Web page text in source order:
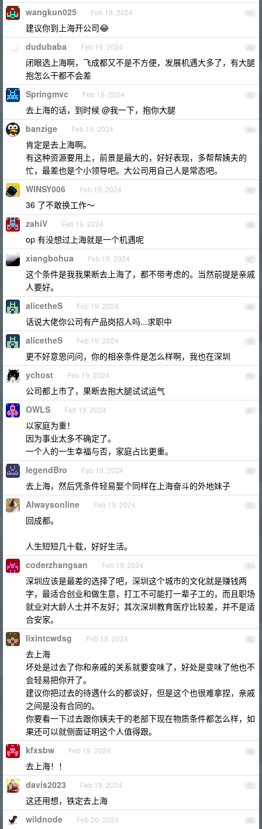
41
wangkun025 Feb 19, 2024
建议你到上海开公司😂
42
dudubaba Feb 19, 2024
闭眼选上海啊，飞成都又不是不方便，发展机遇大多了，有大腿
抱怎么干都不会差
43
Springmvc Feb 19, 2024
去上海的话，到时候 @我一下，抱你大腿
44
banzige Feb 19, 2024
肯定是去上海啊。
有这种资源要用上，前景是最大的，好好表现，多帮帮姨夫的
忙，最差也是个小领导吧。大公司用自己人是常态吧。
45
WINSY006 Feb 19, 2024
36 了不敢换工作～
46
zahiV Feb 19, 2024
op 有没想过上海就是一个机遇呢
47
xiangbohua Feb 19, 2024
这个条件是我我果断去上海了，都不带考虑的。当然前提是亲戚
人要好。
48
alicetheS Feb 19, 2024
话说大佬你公司有产品岗招人吗...求职中
49
alicetheS Feb 19, 2024
更不好意思问问，你的相亲条件是怎么样啊，我也在深圳
50
ychost Feb 19, 2024
公司都上市了，果断去抱大腿试试运气
51
OWLS Feb 19, 2024
以家庭为重！
因为事业太多不确定了。
一个人的一生幸福与否，家庭占比更重。
52
legendBro Feb 19, 2024
去上海，然后凭条件轻易娶个同样在上海奋斗的外地妹子
53
Alwaysonline Feb 19, 2024
回成都。
人生短短几十载，好好生活。
54
coderzhangsan Feb 19, 2024
深圳应该是最差的选择了吧，深圳这个城市的文化就是赚钱两
字，最适合创业和做生意，打工不可能打一辈子工的，而且职场
就业对大龄人士并不友好；其次深圳教育医疗比较差，并不是适
合安家。
55
lixintcwdsg Feb 19, 2024
去上海
坏处是过去了你和亲戚的关系就要变味了，好处是变味了他也不
会轻易把你开了。
建议你把过去的待遇什么的都谈好，但是这个也很难拿捏，亲戚
之间是没有合同的。
你要看一下过去跟你姨夫干的老部下现在物质条件都怎么样，如
果还可以就侧面证明这个人值得跟。
56
kfxsbw Feb 19, 2024
去上海！！
57
davis2023 Feb 19, 2024
这还用想，铁定去上海
58
wildnode Feb 20, 2024